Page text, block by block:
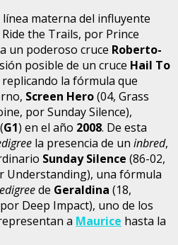
materna del influyente
the Trails, por Prince
un poderoso cruce Roberto-
posible de un cruce Hail To
replicando la fórmula que
Screen Hero(04, Grass
por Sunday Silence),
G1) en el año 2008. De esta
la presencia de un inbred,
Sunday Silence (86-02,
Understanding), una fórmula
de Geraldina (18,
Deep Impact), uno de los
a Maurice hasta la